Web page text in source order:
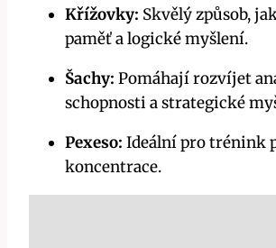
Křížovky: Skvělý způsob,
paměť a logické myšlení.
Šachy: Pomáhají rozvíjet
schopnosti a strategické
Pexeso: Ideální pro trénink
koncentrace.